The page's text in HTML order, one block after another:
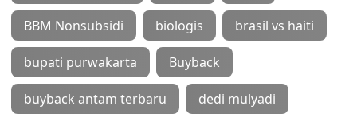
BBM Nonsubsidi biologis brasil vs haiti
bupati purwakarta Buyback
buyback antam terbaru dedi mulyadi